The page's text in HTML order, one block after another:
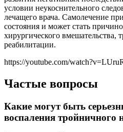
условии неукоснительного
лечащего врача. Самолечение
состояния и может стать
хирургического вмешательства,
реабилитации.
https://youtube.com/
Частые вопросы
Какие могут быть
воспаления тройничного